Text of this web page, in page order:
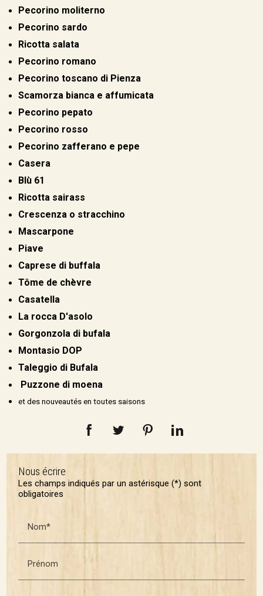
Pecorino moliterno
Pecorino sardo
Ricotta salata
Pecorino romano
Pecorino toscano di Pienza
Scamorza bianca e affumicata
Pecorino pepato
Pecorino rosso
Pecorino zafferano e pepe
Casera
Blù 61
Ricotta sairass
Crescenza o stracchino
Mascarpone
Piave
Caprese di buffala
Tôme de chèvre
Casatella
La rocca D'asolo
Gorgonzola di bufala
Montasio DOP
Taleggio di Bufala
Puzzone di moena
et des nouveautés en toutes saisons
Nous écrire
Les champs indiqués par un astérisque (*) sont
obligatoires
Nom*
Prénom